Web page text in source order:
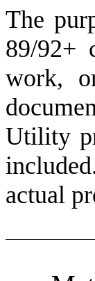
The
89/92+
work,
Utility
actual